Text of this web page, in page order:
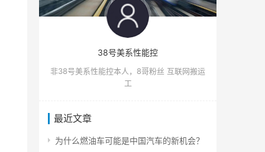
38号美系性能控
非38号美系性能控本人，8哥粉丝 互联网搬运
工
最近文章
为什么燃油车可能是中国汽车的新机会？